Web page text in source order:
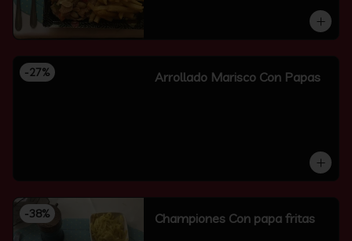
-27% Arrollado Marisco Con Papas
-38% Championes Con papa fritas